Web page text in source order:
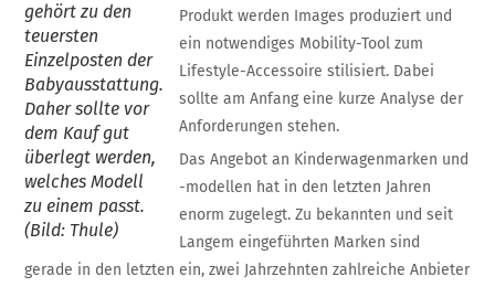
gehört zu den
teuersten
Einzelposten der
Babyausstattung.
Daher sollte vor
dem Kauf gut
überlegt werden,
welches Modell
zu einem passt.
(Bild: Thule)
Produkt werden Images produziert und
ein notwendiges Mobility-­Tool zum
Lifestyle-Accessoire stilisiert. Dabei
sollte am Anfang eine kurze Analyse der
Anforderungen stehen.
Das Angebot an Kinderwagenmarken und
-modellen hat in den letzten Jahren
enorm zugelegt. Zu bekannten und seit
Langem eingeführten Marken sind
gerade in den letzten ein, zwei Jahrzehnten zahlreiche Anbieter